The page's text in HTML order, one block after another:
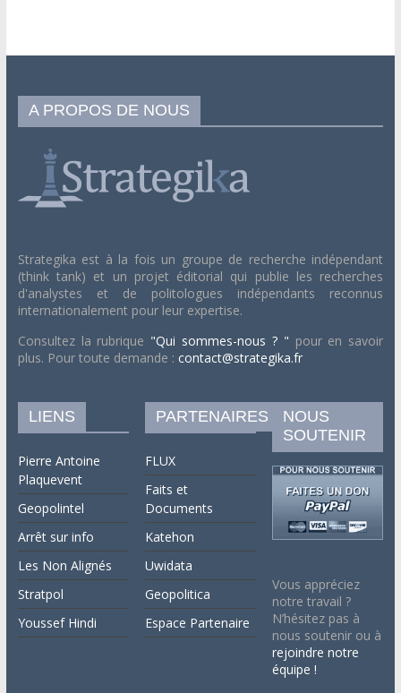
A PROPOS DE NOUS
Strategika est à la fois un groupe de recherche indépendant
(think tank) et un projet éditorial qui publie les recherches
d'analystes et de politologues indépendants reconnus
internationalement pour leur expertise.
Consultez la rubrique "Qui sommes-nous ? " pour en savoir
plus. Pour toute demande : contact@strategika.fr
LIENS
Pierre Antoine
Plaquevent
Geopolintel
Arrêt sur info
Les Non Alignés
Stratpol
Youssef Hindi
PARTENAIRES
FLUX
Faits et
Documents
Katehon
Uwidata
Geopolitica
Espace Partenaire
NOUS
SOUTENIR
Vous appréciez
notre travail ?
N’hésitez pas à
nous soutenir ou à
rejoindre notre
équipe !